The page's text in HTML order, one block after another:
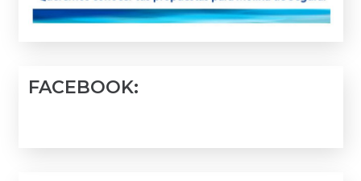
FACEBOOK: